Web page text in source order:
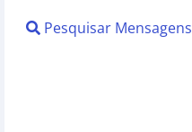
Pesquisar Mensagens